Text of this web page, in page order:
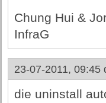
Chung Hui &
InfraG
23-07-2011, 09:45
die uninstall